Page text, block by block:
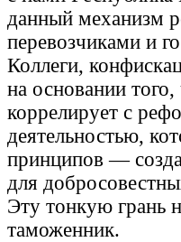
данный механизм
перевозчиками и
Коллеги,
на основании
коррелирует с
деятельностью,
принципов —
для
Эту тонкую грань
таможенник.